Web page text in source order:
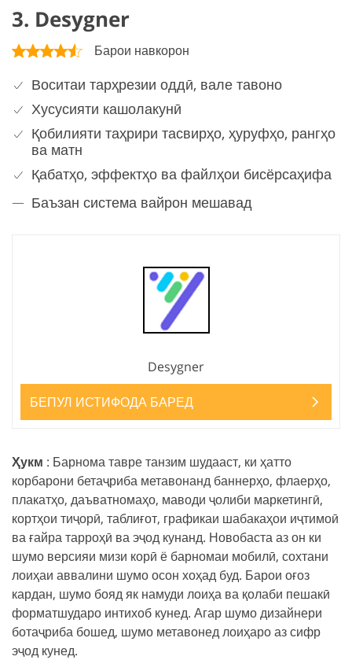
3. Desygner
Барои навкорон
Воситаи тарҳрезии оддӣ, вале тавоно
Хусусияти кашолакунӣ
Қобилияти таҳрири тасвирҳо, ҳуруфҳо, рангҳо
ва матн
Қабатҳо, эффектҳо ва файлҳои бисёрсаҳифа
Баъзан система вайрон мешавад
Desygner
БЕПУЛ ИСТИФОДА БАРЕД
Ҳукм : Барнома тавре танзим шудааст, ки ҳатто
корбарони бетаҷриба метавонанд баннерҳо, флаерҳо,
плакатҳо, даъватномаҳо, маводи ҷолиби маркетингӣ,
кортҳои тиҷорӣ, таблиғот, графикаи шабакаҳои иҷтимоӣ
ва ғайра тарроҳӣ ва эҷод кунанд. Новобаста аз он ки
шумо версияи мизи корӣ ё барномаи мобилӣ, сохтани
лоиҳаи аввалини шумо осон хоҳад буд. Барои оғоз
кардан, шумо бояд як намуди лоиҳа ва қолаби пешакӣ
форматшударо интихоб кунед. Агар шумо дизайнери
ботаҷриба бошед, шумо метавонед лоиҳаро аз сифр
эҷод кунед.